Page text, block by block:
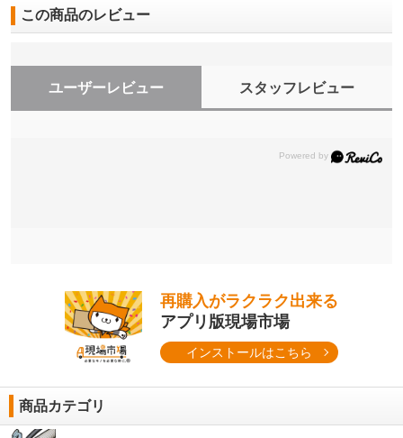
この商品のレビュー
ユーザーレビュー スタッフレビュー
再購入がラクラク出来る
アプリ版現場市場
インストールはこちら
商品カテゴリ